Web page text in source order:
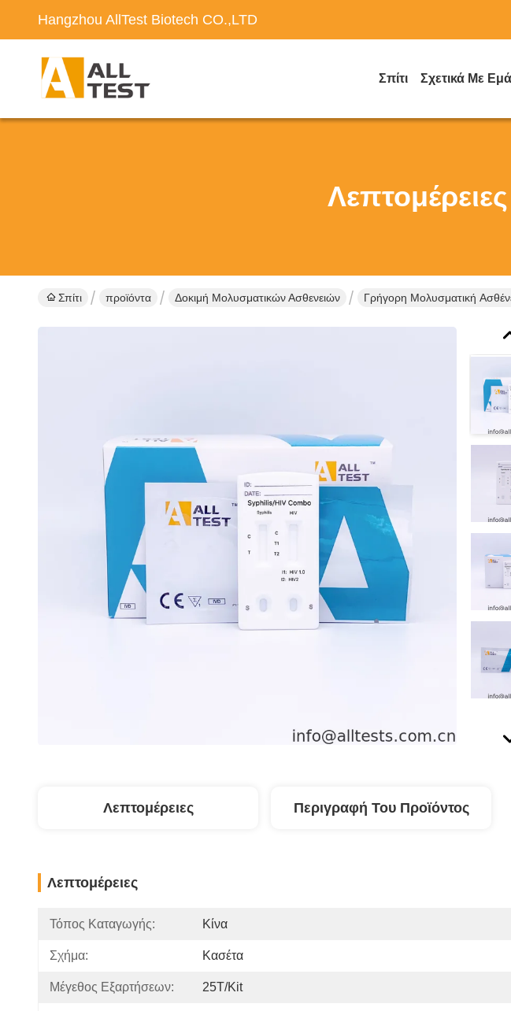
Hangzhou AllTest Biotech CO.,LTD
Σπίτι Σχετικά Με
Σπίτι προϊόντα Δοκιμή Μολυσματικών Ασθενειών Γρήγορη Μολυσματική
Λεπτομέρειες Περιγραφή Του Προϊόντος
Λεπτομέρειες
Τόπος Καταγωγής: Κίνα
Σχήμα: Κασέτα
Μέγεθος Εξαρτήσεων: 25T/Kit